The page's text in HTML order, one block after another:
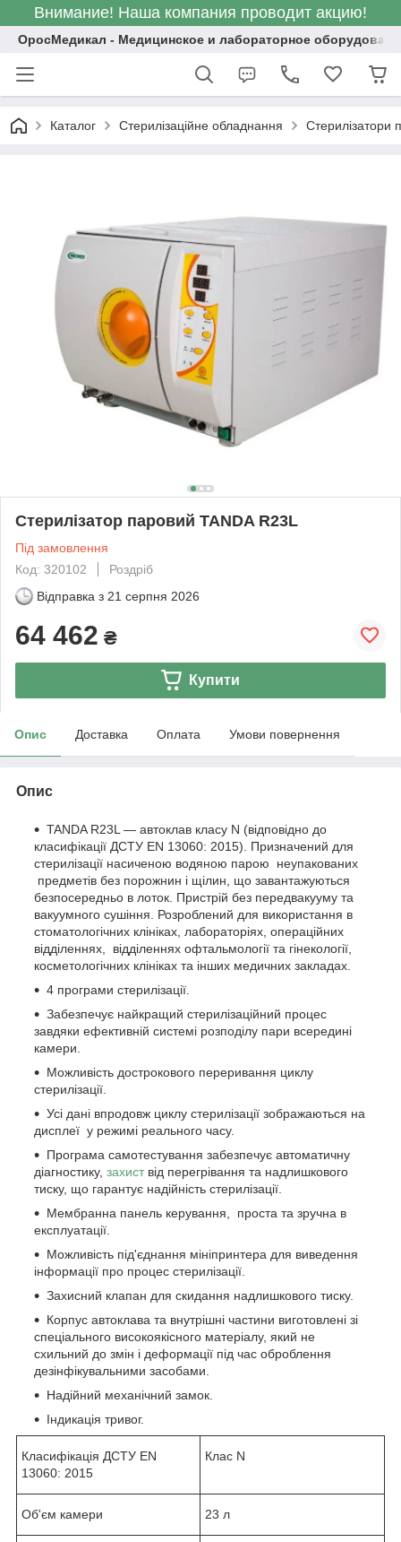
Внимание! Наша компания проводит акцию!
ОросМедикал - Медицинское и лабораторное
Каталог Стерилізаційне обладнання Стерилізатори
Стерилізатор паровий TANDA R23L
Під замовлення
Код: 320102
Роздріб
Відправка з 21 серпня 2026
64 462 ₴
Купити
Опис Доставка Оплата Умови повернення
Опис
TANDA R23L — автоклав класу N (відповідно до
класифікації ДСТУ EN 13060: 2015). Призначений для
стерилізації насиченою водяною парою неупакованих
предметів без порожнин і щілин, що завантажуються
безпосередньо в лоток. Пристрій без передвакууму та
вакуумного сушіння. Розроблений для використання в
стоматологічних клініках, лабораторіях, операційних
відділеннях, відділеннях офтальмології та гінекології,
косметологічних клініках та інших медичних закладах.
4 програми стерилізації.
Забезпечує найкращий стерилізаційний процес
завдяки ефективній системі розподілу пари всередині
камери.
Можливість дострокового переривання циклу
стерилізації.
Усі дані впродовж циклу стерилізації зображаються на
дисплеї у режимі реального часу.
Програма самотестування забезпечує автоматичну
діагностику, захиствід перегрівання та надлишкового
тиску, що гарантує надійність стерилізації.
Мембранна панель керування, проста та зручна в
експлуатації.
Можливість під'єднання мініпринтера для виведення
інформації про процес стерилізації.
Захисний клапан для скидання надлишкового тиску.
Корпус автоклава та внутрішні частини виготовлені зі
спеціального високоякісного матеріалу, який не
схильний до змін і деформації під час оброблення
дезінфікувальними засобами.
Надійний механічний замок.
Індикація тривог.
Класифікація ДСТУ EN
13060: 2015
Клас N
Об'єм камери 23 л